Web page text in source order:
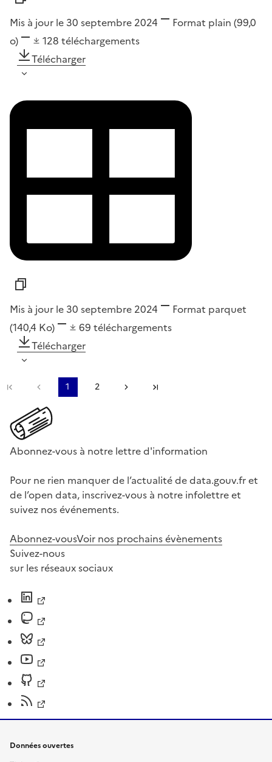
Mis à jour le 30 septembre 2024 Format plain (99,0
o)
128 téléchargements
Télécharger
Mis à jour le 30 septembre 2024 Format parquet
(140,4 Ko)
69 téléchargements
Télécharger
Première pagePage précédente
1 2 Page suivante
Abonnez-vous à notre lettre d'information
Pour ne rien manquer de l’actualité de data.gouv.fr et
de l’open data, inscrivez-vous à notre infolettre et
suivez nos événements.
Abonnez-vousVoir nos prochains évènements
Suivez-nous
sur les réseaux sociaux
Données ouvertes